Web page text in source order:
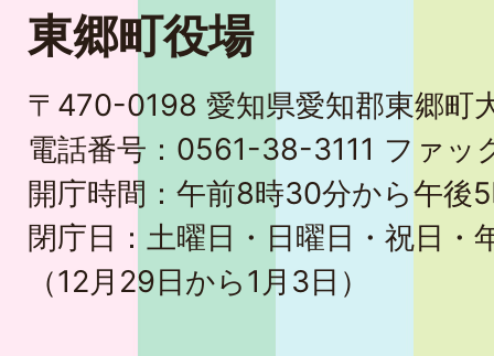
東郷町役場
〒470-0198 愛知県愛知郡東郷町
電話番号：0561-38-3111 ファ
開庁時間：午前8時30分から午後
閉庁日：土曜日・日曜日・祝日・
（12月29日から1月3日）